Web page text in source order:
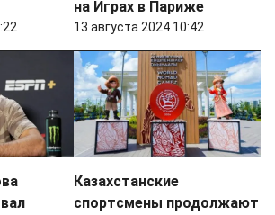
на Играх в Париже
13 августа 2024 10:42
Казахстанские
спортсмены продолжают